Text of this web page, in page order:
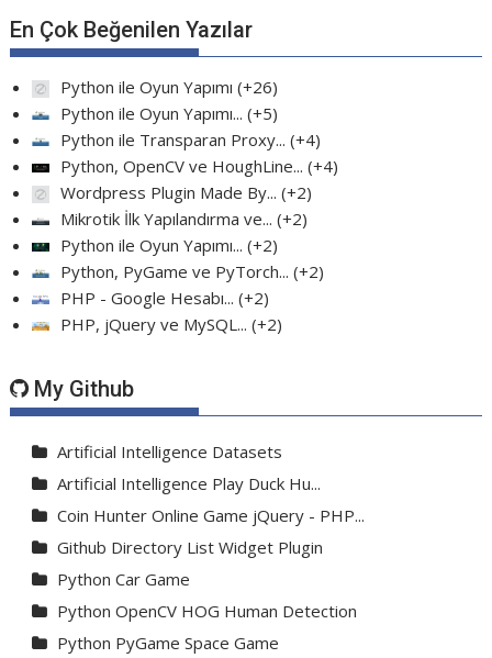
En Çok Beğenilen Yazılar
Python ile Oyun Yapımı +26
Python ile Oyun Yapımı... +5
Python ile Transparan Proxy... +4
Python, OpenCV ve HoughLine... +4
Wordpress Plugin Made By... +2
Mikrotik İlk Yapılandırma ve... +2
Python ile Oyun Yapımı... +2
Python, PyGame ve PyTorch... +2
PHP - Google Hesabı... +2
PHP, jQuery ve MySQL... +2
My Github
Artificial Intelligence Datasets
Artificial Intelligence Play Duck Hu...
Coin Hunter Online Game jQuery - PHP...
Github Directory List Widget Plugin
Python Car Game
Python OpenCV HOG Human Detection
Python PyGame Space Game